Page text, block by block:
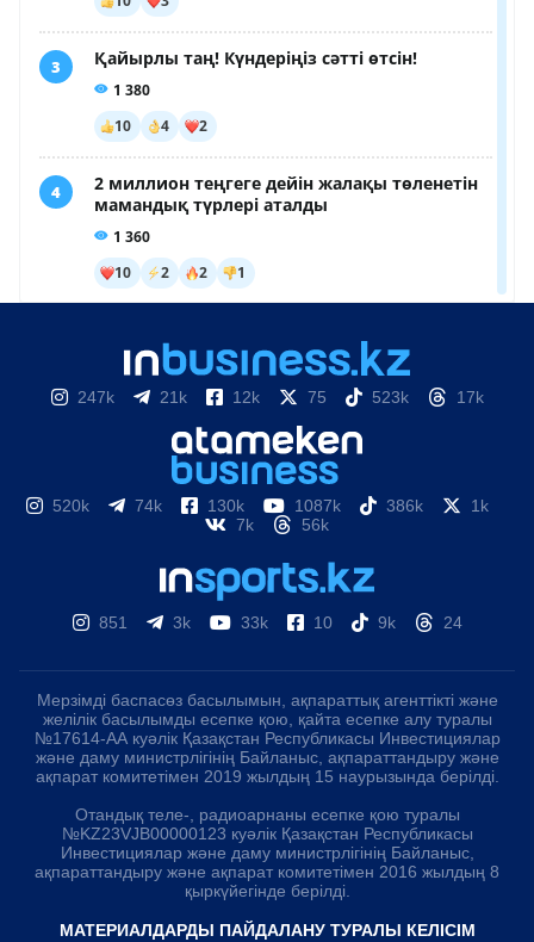
247k 21k 12k 75 523k 17k
520k 74k 130k 1087k 386k
1k
7k
56k
851 3k 33k 10 9k 24
Мерзімді баспасөз басылымын, ақпараттық агенттікті және
желілік басылымды есепке қою, қайта есепке алу туралы
№17614-АА куәлік Қазақстан Республикасы Инвестициялар
және даму министрлігінің Байланыс, ақпараттандыру және
ақпарат комитетімен 2019 жылдың 15 наурызында берілді.
Отандық теле-, радиоарнаны есепке қою туралы
№KZ23VJB00000123 куәлік Қазақстан Республикасы
Инвестициялар және даму министрлігінің Байланыс,
ақпараттандыру және ақпарат комитетімен 2016 жылдың 8
қыркүйегінде берілді.
МАТЕРИАЛДАРДЫ ПАЙДАЛАНУ ТУРАЛЫ КЕЛІСІМ